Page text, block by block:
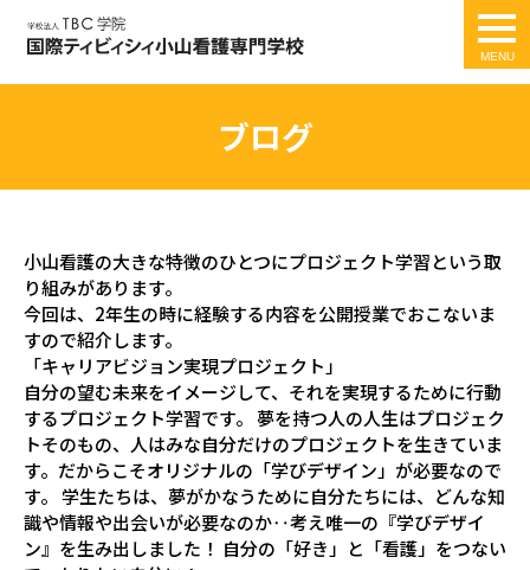
ブログ
小山看護の大きな特徴のひとつにプロジェクト学習という取
り組みがあります。
今回は、2年生の時に経験する内容を公開授業でおこないま
すので紹介します。
「キャリアビジョン実現プロジェクト」
自分の望む未来をイメージして、それを実現するために行動
するプロジェクト学習です。 夢を持つ人の人生はプロジェク
トそのもの、人はみな自分だけのプロジェクトを生きていま
す。だからこそオリジナルの「学びデザイン」が必要なので
す。 学生たちは、夢がかなうために自分たちには、どんな知
識や情報や出会いが必要なのか‥考え唯一の『学びデザイ
ン』を生み出しました！ 自分の「好き」と「看護」をつない